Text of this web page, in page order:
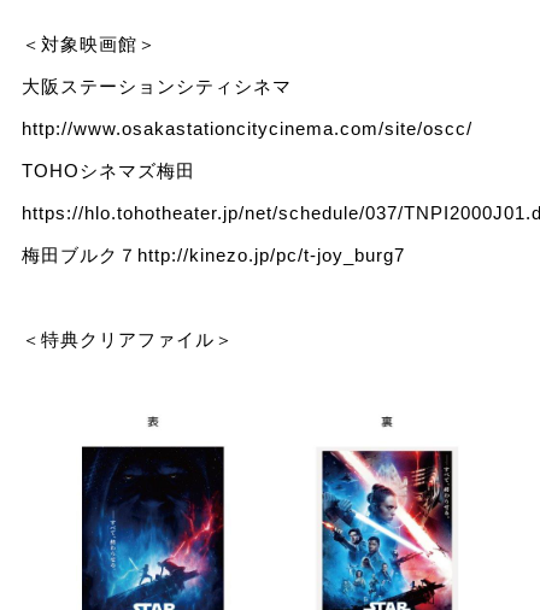
＜対象映画館＞
大阪ステーションシティシネマ
http://www.osakastationcitycinema.com/site/oscc/
TOHOシネマズ梅田
https://hlo.tohotheater.jp/net/schedule/037/
梅田ブルク７http://kinezo.jp/pc/t-joy_burg7
＜特典クリアファイル＞